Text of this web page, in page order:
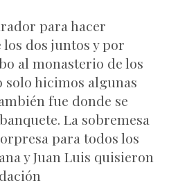
para hacer
dos juntos y por
al monasterio de los
hicimos algunas
fue donde se
La sobremesa
para todos los
y Juan Luis quisieron